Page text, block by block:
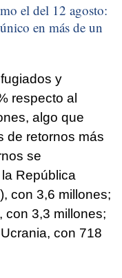
el del 12 agosto:
en más de un
y
respecto al
algo que
de retornos más
se
República
con 3,6 millones;
con 3,3 millones;
con 718